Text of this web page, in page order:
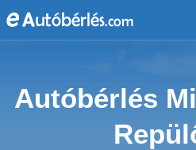
Autóbérlés